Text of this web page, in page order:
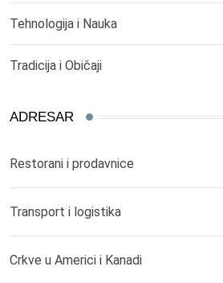
Tehnologija i Nauka
Tradicija i Običaji
ADRESAR
Restorani i prodavnice
Transport i logistika
Crkve u Americi i Kanadi